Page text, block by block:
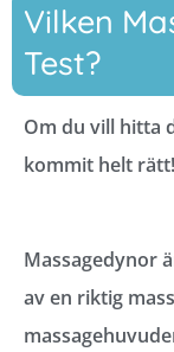
Vilken
Test?
Om du vill hitta
kommit helt rätt!
Massagedynor
av en riktig